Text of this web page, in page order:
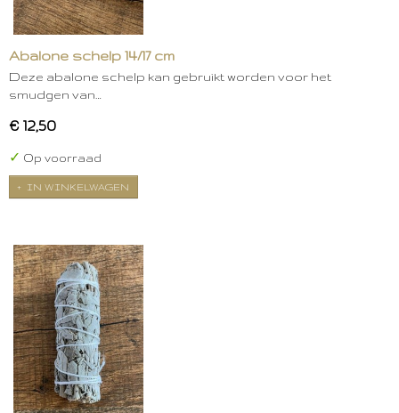
Abalone schelp 14/17 cm
Deze abalone schelp kan gebruikt worden voor het
smudgen van…
€ 12,50
✓ Op voorraad
IN WINKELWAGEN